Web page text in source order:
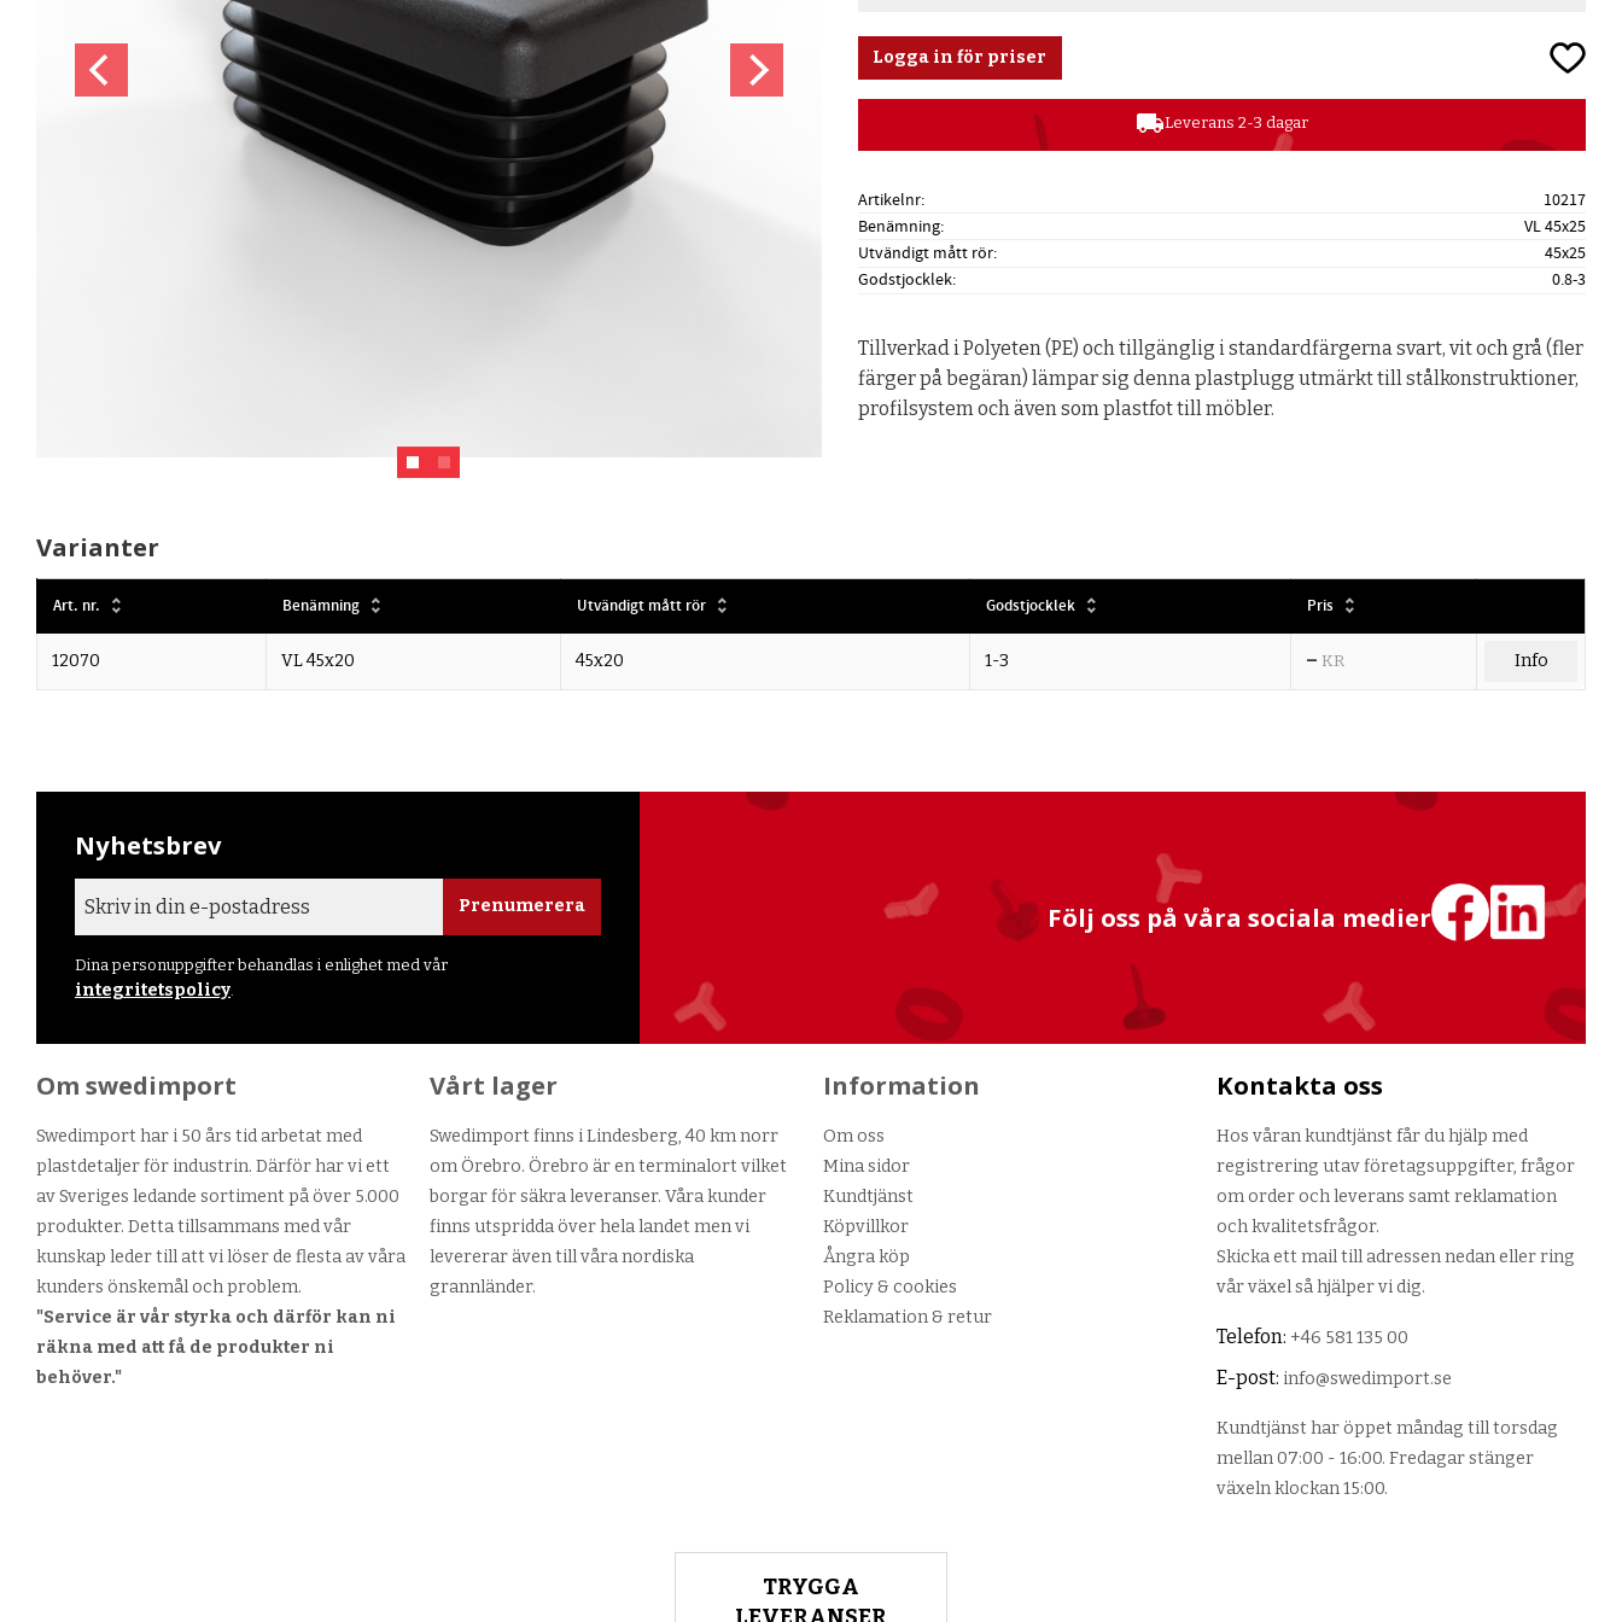
Logga in för priser Lägg
local_shippingLeverans 2-3 dagar
Artikelnr
10217
Benämning
VL 45x25
Utvändigt mått rör
45x25
Godstjocklek
0.8-3
Tillverkad i Polyeten (PE) och tillgänglig i standardfärgerna svart, vit och grå (fler
färger på begäran) lämpar sig denna plastplugg utmärkt till stålkonstruktioner,
profilsystem och även som plastfot till möbler.
Varianter
Art. nr. Benämning Utvändigt mått rör Godstjocklek Pris
12070 VL 45x20 45x20 1-3 – KR Info
Nyhetsbrev
Prenumerera
Dina personuppgifter behandlas i enlighet med vår
integritetspolicy
Följ oss på våra sociala medier
Om swedimport
Swedimport har i 50 års tid arbetat med
plastdetaljer för industrin. Därför har vi ett
av Sveriges ledande sortiment på över 5.000
produkter. Detta tillsammans med vår
kunskap leder till att vi löser de flesta av våra
kunders önskemål och problem.
"Service är vår styrka och därför kan ni
räkna med att få de produkter ni
behöver."
Vårt lager
Swedimport finns i Lindesberg, 40 km norr
om Örebro. Örebro är en terminalort vilket
borgar för säkra leveranser. Våra kunder
finns utspridda över hela landet men vi
levererar även till våra nordiska
grannländer.
Information
Om oss
Mina sidor
Kundtjänst
Köpvillkor
Ångra köp
Policy & cookies
Reklamation & retur
Kontakta oss
Hos våran kundtjänst får du hjälp med
registrering utav företagsuppgifter, frågor
om order och leverans samt reklamation
och kvalitetsfrågor.
Skicka ett mail till adressen nedan eller ring
vår växel så hjälper vi dig.
Telefon: +46 581 135 00
E-post: info@swedimport.se
Kundtjänst har öppet måndag till torsdag
mellan 07:00 - 16:00. Fredagar stänger
växeln klockan 15:00.
TRYGGA